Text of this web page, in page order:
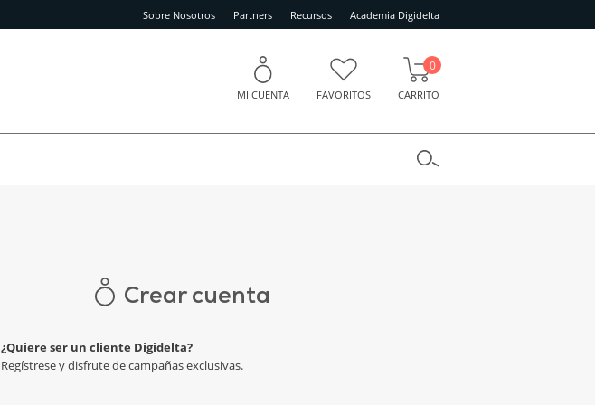
Sobre Nosotros Partners Recursos Academia Digidelta
MI CUENTA FAVORITOS CARRITO
0
Crear cuenta
¿Quiere ser un cliente Digidelta?
Regístrese y disfrute de campañas exclusivas.